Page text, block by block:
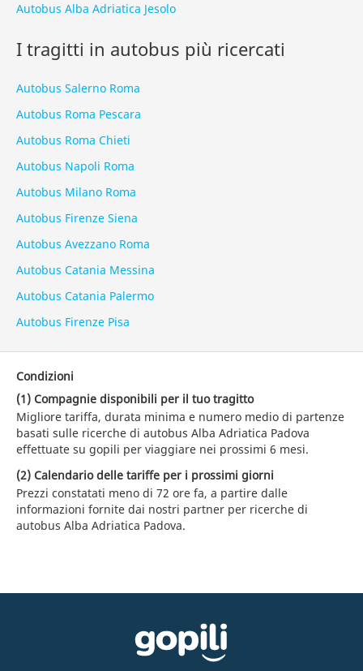
Autobus Alba Adriatica Jesolo
I tragitti in autobus più ricercati
Autobus Salerno Roma
Autobus Roma Pescara
Autobus Roma Chieti
Autobus Napoli Roma
Autobus Milano Roma
Autobus Firenze Siena
Autobus Avezzano Roma
Autobus Catania Messina
Autobus Catania Palermo
Autobus Firenze Pisa
Condizioni
(1) Compagnie disponibili per il tuo tragitto
Migliore tariffa, durata minima e numero medio di partenze
basati sulle ricerche di autobus Alba Adriatica Padova
effettuate su gopili per viaggiare nei prossimi 6 mesi.
(2) Calendario delle tariffe per i prossimi giorni
Prezzi constatati meno di 72 ore fa, a partire dalle
informazioni fornite dai nostri partner per ricerche di
autobus Alba Adriatica Padova.